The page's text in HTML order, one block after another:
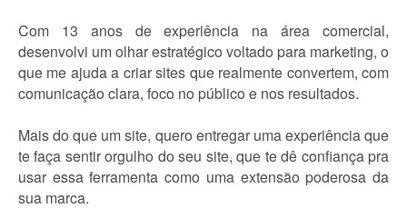
Com 13 anos de experiência na área comercial,
desenvolvi um olhar estratégico voltado para marketing, o
que me ajuda a criar sites que realmente convertem, com
comunicação clara, foco no público e nos resultados.
Mais do que um site, quero entregar uma experiência que
te faça sentir orgulho do seu site, que te dê confiança pra
usar essa ferramenta como uma extensão poderosa da
sua marca.